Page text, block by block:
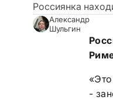
Россиянка
Александр
Шульгин
-